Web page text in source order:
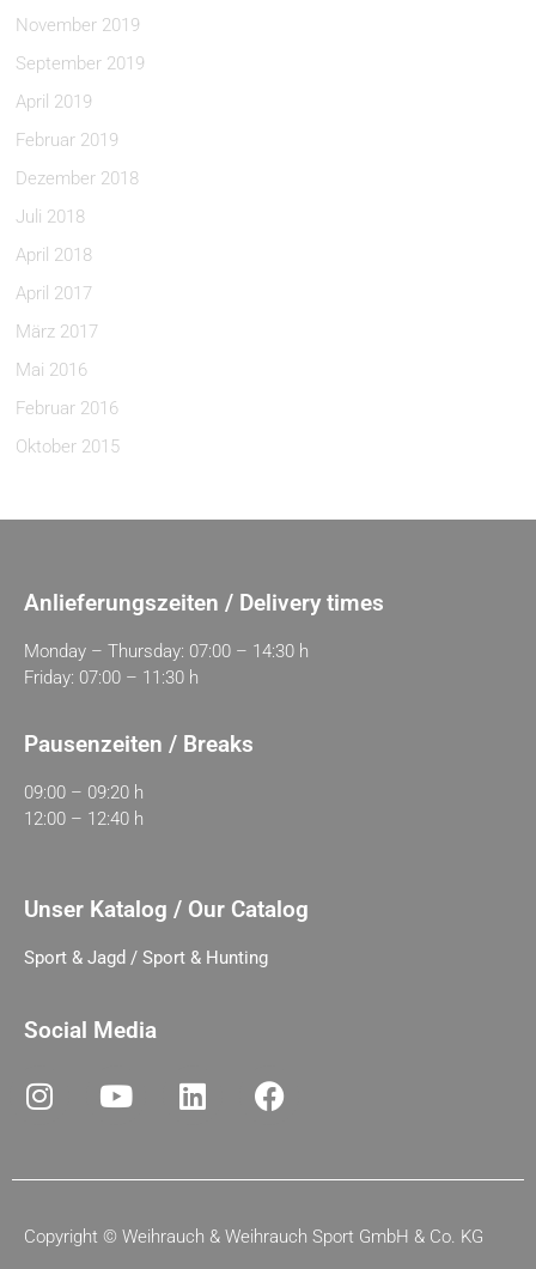
November 2019
September 2019
April 2019
Februar 2019
Dezember 2018
Juli 2018
April 2018
April 2017
März 2017
Mai 2016
Februar 2016
Oktober 2015
Anlieferungszeiten / Delivery times
Monday – Thursday: 07:00 – 14:30 h
Friday: 07:00 – 11:30 h
Pausenzeiten / Breaks
09:00 – 09:20 h
12:00 – 12:40 h
Unser Katalog / Our Catalog
Sport & Jagd / Sport & Hunting
Social Media
Copyright © Weihrauch & Weihrauch Sport GmbH & Co. KG